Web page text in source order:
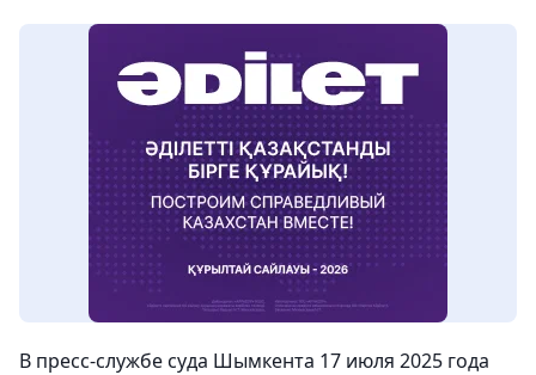
В пресс-службе суда Шымкента 17 июля 2025 года